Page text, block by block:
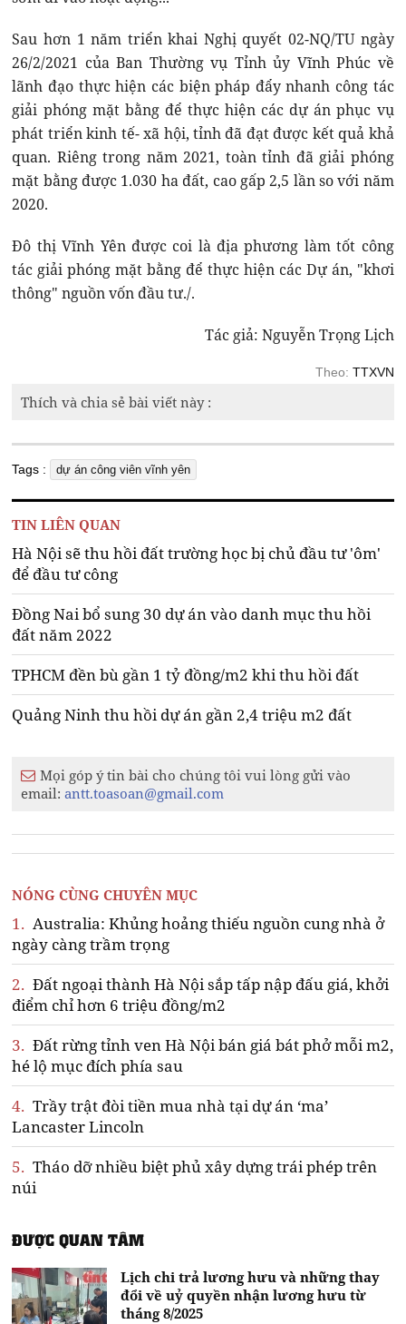
Sau hơn 1 năm triển khai Nghị quyết 02-NQ/TU ngày
26/2/2021 của Ban Thường vụ Tỉnh ủy Vĩnh Phúc về
lãnh đạo thực hiện các biện pháp đẩy nhanh công tác
giải phóng mặt bằng để thực hiện các dự án phục vụ
phát triển kinh tế- xã hội, tỉnh đã đạt được kết quả khả
quan. Riêng trong năm 2021, toàn tỉnh đã giải phóng
mặt bằng được 1.030 ha đất, cao gấp 2,5 lần so với năm
2020.
Đô thị Vĩnh Yên được coi là địa phương làm tốt công
tác giải phóng mặt bằng để thực hiện các Dự án, "khơi
thông" nguồn vốn đầu tư./.
Tác giả: Nguyễn Trọng Lịch
Theo: TTXVN
Thích và chia sẻ bài viết này :
Tags : dự án công viên vĩnh yên
TIN LIÊN QUAN
Hà Nội sẽ thu hồi đất trường học bị chủ đầu tư 'ôm'
để đầu tư công
Đồng Nai bổ sung 30 dự án vào danh mục thu hồi
đất năm 2022
TPHCM đền bù gần 1 tỷ đồng/m2 khi thu hồi đất
Quảng Ninh thu hồi dự án gần 2,4 triệu m2 đất
Mọi góp ý tin bài cho chúng tôi vui lòng gửi vào
email:antt.toasoan@gmail.com
NÓNG CÙNG CHUYÊN MỤC
1. Australia: Khủng hoảng thiếu nguồn cung nhà ở
ngày càng trầm trọng
2. Đất ngoại thành Hà Nội sắp tấp nập đấu giá, khởi
điểm chỉ hơn 6 triệu đồng/m2
3. Đất rừng tỉnh ven Hà Nội bán giá bát phở mỗi m2,
hé lộ mục đích phía sau
4. Trầy trật đòi tiền mua nhà tại dự án ‘ma’
Lancaster Lincoln
5. Tháo dỡ nhiều biệt phủ xây dựng trái phép trên
núi
ĐƯỢC QUAN TÂM
Lịch chi trả lương hưu và những thay
đổi về uỷ quyền nhận lương hưu từ
tháng 8/2025